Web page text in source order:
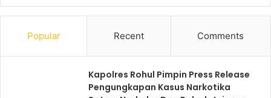
Popular Recent Comments
Kapolres Rohul Pimpin Press Release
Pengungkapan Kasus Narkotika